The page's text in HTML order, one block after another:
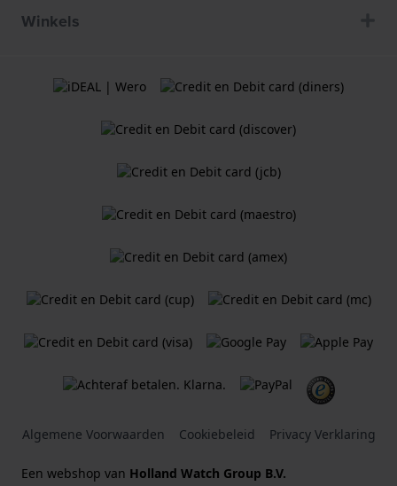
Winkels
Algemene Voorwaarden Cookiebeleid Privacy Verklaring
Een webshop van Holland Watch Group B.V.